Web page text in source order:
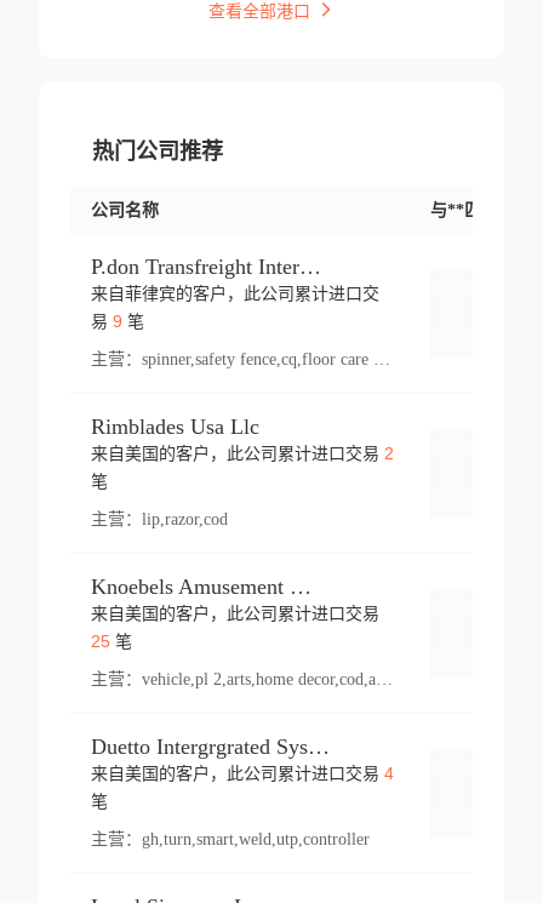
查看全部港口
热门公司推荐
公司名称 与**匹配交易
P.don Transfreight International
来自菲律宾的客户，此公司累计进口交
易 9 笔
主营：
Rimblades Usa Llc
来自美国的客户，此公司累计进口交易 2
笔
主营： lip,razor,cod
Knoebels Amusement Resort
来自美国的客户，此公司累计进口交易
25笔
主营： vehicle,pl 2,arts,home decor,cod,amusement ride,sea
Duetto Intergrgrated Systems Inc.
来自美国的客户，此公司累计进口交易 4
笔
主营： gh,turn,smart,weld,utp,controller